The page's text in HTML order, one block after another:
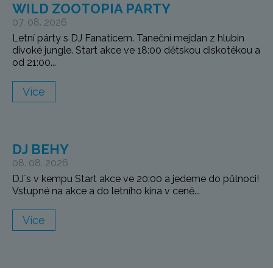
WILD ZOOTOPIA PARTY
07. 08. 2026
Letní párty s DJ Fanaticem. Taneční mejdan z hlubin
divoké jungle. Start akce ve 18:00 dětskou diskotékou a
od 21:00...
Více
DJ BEHY
08. 08. 2026
DJ`s v kempu Start akce ve 20:00 a jedeme do půlnoci!
Vstupné na akce a do letního kina v ceně...
Více